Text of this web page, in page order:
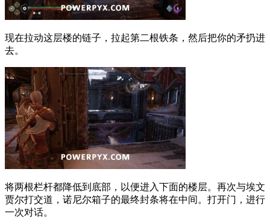
现在拉动这层楼的链子，拉起第二根铁条，然后把你的矛扔进
去。
将两根栏杆都降低到底部，以便进入下面的楼层。再次与埃文
贾尔打交道，诺尼尔箱子的最终封条将在中间。打开门，进行
一次对话。